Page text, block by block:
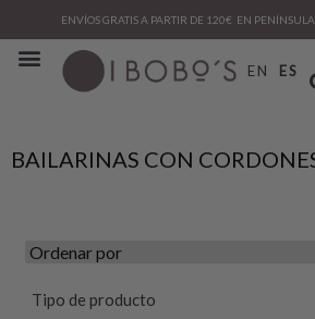
ENVÍOS GRATIS A PARTIR DE 120€ EN
EN ES
BAILARINAS CON
Tipo de producto